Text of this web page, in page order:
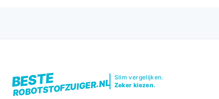
BESTE
ROBOTSTOFZUIGER.NL
Slim vergelijken.
Zeker kiezen.